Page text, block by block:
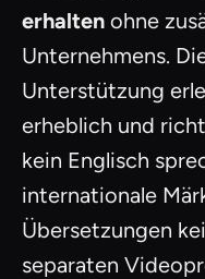
erhalten ohne
Unternehmens.
Unterstützung
erheblich und
kein Englisch
internationale
Übersetzungen
separaten